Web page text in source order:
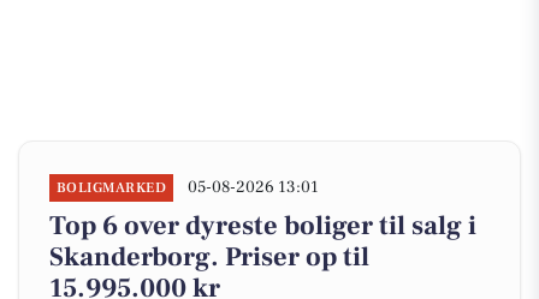
BOLIGMARKED 05-08-2026 13:01
Top 6 over dyreste boliger til salg i
Skanderborg. Priser op til
15.995.000 kr